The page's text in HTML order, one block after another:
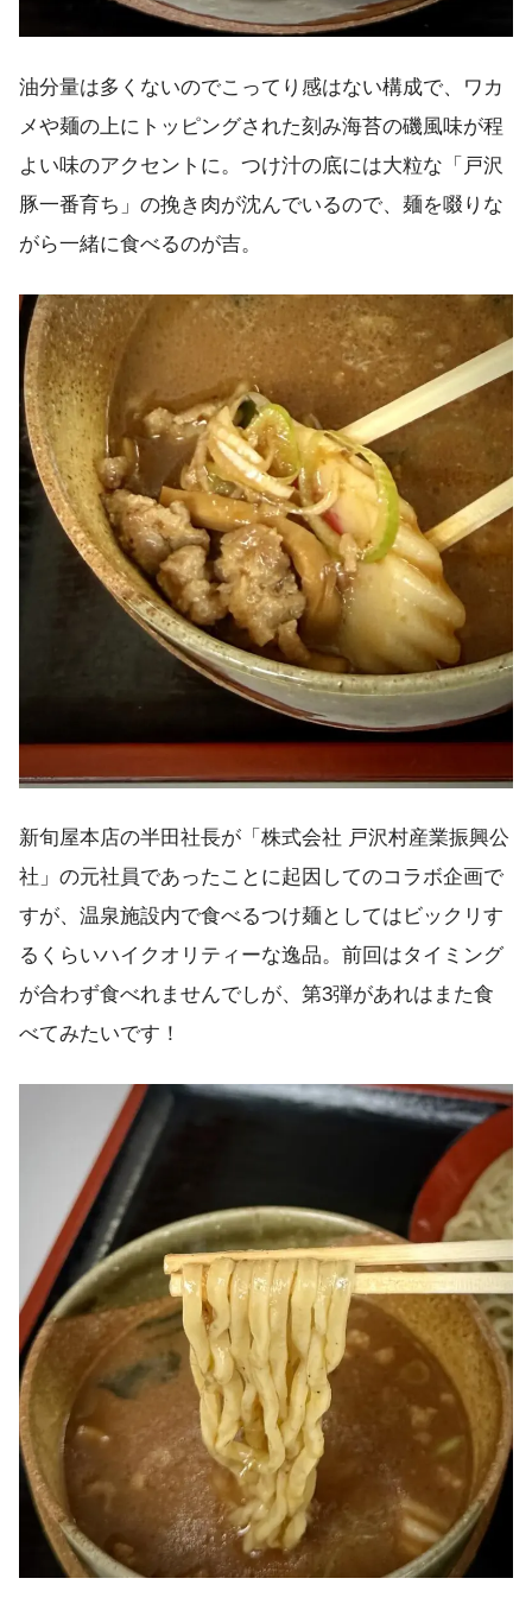
油分量は多くないのでこってり感はない構成で、ワカ
メや麺の上にトッピングされた刻み海苔の磯風味が程
よい味のアクセントに。つけ汁の底には大粒な「戸沢
豚一番育ち」の挽き肉が沈んでいるので、麺を啜りな
がら一緒に食べるのが吉。
新旬屋本店の半田社長が「株式会社 戸沢村産業振興公
社」の元社員であったことに起因してのコラボ企画で
すが、温泉施設内で食べるつけ麺としてはビックリす
るくらいハイクオリティーな逸品。前回はタイミング
が合わず食べれませんでしが、第3弾があれはまた食
べてみたいです！